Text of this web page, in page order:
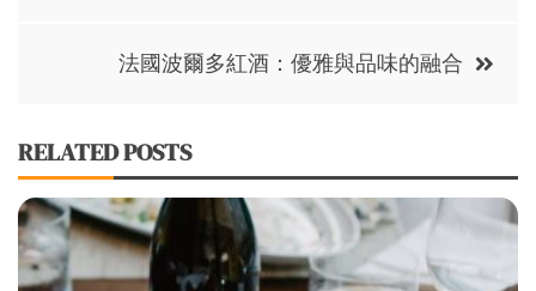
法國波爾多紅酒：優雅與品味的融合
RELATED POSTS